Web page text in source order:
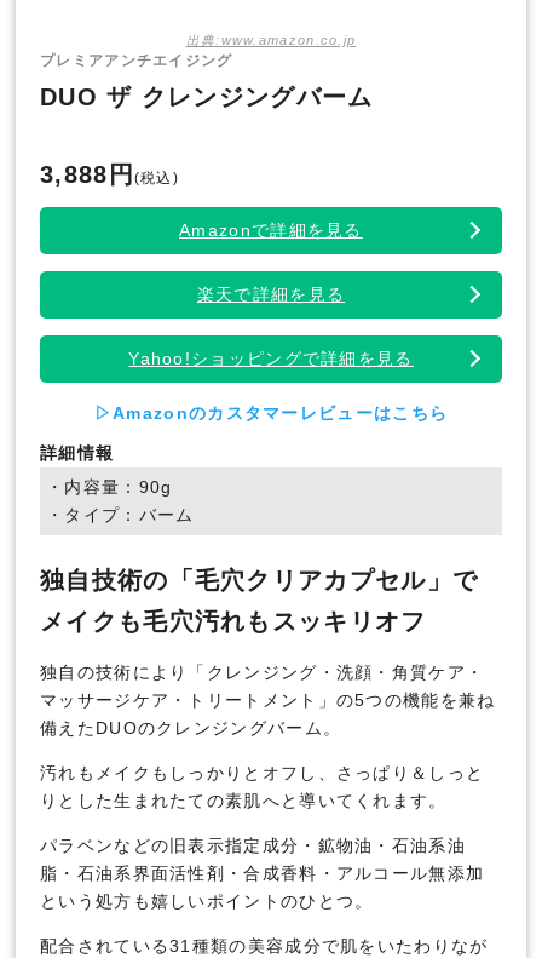
出典:www.amazon.co.jp
プレミアアンチエイジング
DUO ザ クレンジングバーム
3,888円 (税込)
Amazonで詳細を見る
楽天で詳細を見る
Yahoo!ショッピングで詳細を見る
▷Amazonのカスタマーレビューはこちら
詳細情報
・内容量：90g
・タイプ：バーム
独自技術の「毛穴クリアカプセル」で
メイクも毛穴汚れもスッキリオフ
独自の技術により「クレンジング・洗顔・角質ケア・
マッサージケア・トリートメント」の5つの機能を兼ね
備えたDUOのクレンジングバーム。
汚れもメイクもしっかりとオフし、さっぱり＆しっと
りとした生まれたての素肌へと導いてくれます。
パラベンなどの旧表示指定成分・鉱物油・石油系油
脂・石油系界面活性剤・合成香料・アルコール無添加
という処方も嬉しいポイントのひとつ。
配合されている31種類の美容成分で肌をいたわりなが